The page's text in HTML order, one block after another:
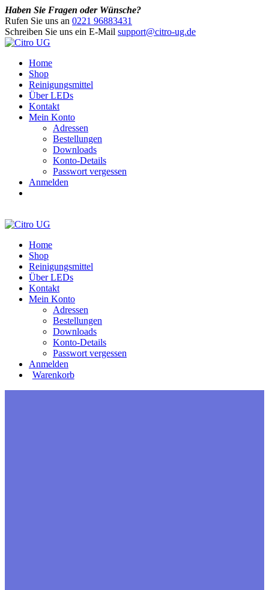
Haben Sie Fragen oder Wünsche?
Rufen Sie uns an 0221 96883431
Schreiben Sie uns ein E-Mail support@citro-ug.de
Home
Shop
Reinigungsmittel
Über LEDs
Kontakt
Mein Konto
Adressen
Bestellungen
Downloads
Konto-Details
Passwort vergessen
Anmelden
Home
Shop
Reinigungsmittel
Über LEDs
Kontakt
Mein Konto
Adressen
Bestellungen
Downloads
Konto-Details
Passwort vergessen
Anmelden
Warenkorb